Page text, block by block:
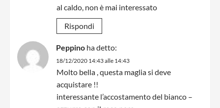
al caldo, non è mai interessato
Rispondi
Peppino ha detto:
18/12/2020 14:43 alle 14:43
Molto bella , questa maglia si deve
acquistare !!
interessante l’accostamento del bianco –